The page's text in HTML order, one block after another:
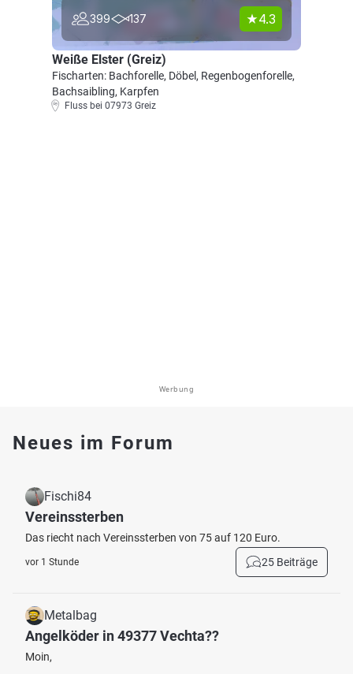
399 137 4.3
Weiße Elster (Greiz)
Fischarten: Bachforelle, Döbel, Regenbogenforelle,
Bachsaibling, Karpfen
Fluss bei 07973 Greiz
Werbung
Neues im Forum
Fischi84
Vereinssterben
Das riecht nach Vereinssterben von 75 auf 120 Euro.
vor 1 Stunde 25 Beiträge
Metalbag
Angelköder in 49377 Vechta??
Moin,